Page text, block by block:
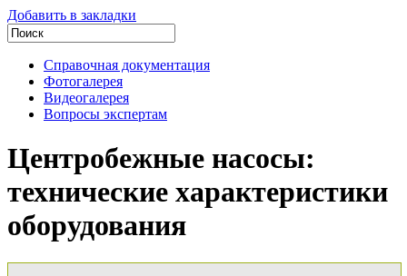
Добавить в закладки
Справочная документация
Фотогалерея
Видеогалерея
Вопросы экспертам
Центробежные насосы:
технические характеристики
оборудования